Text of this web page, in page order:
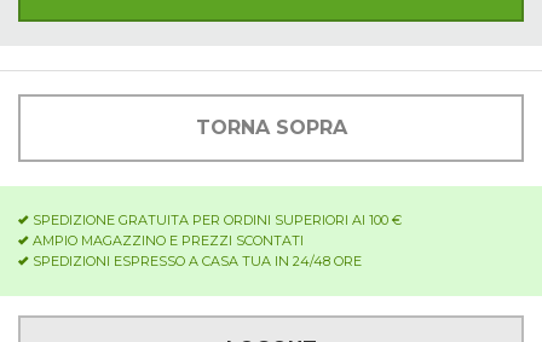
TORNA SOPRA
SPEDIZIONE GRATUITA PER ORDINI SUPERIORI AI 100 €
AMPIO MAGAZZINO E PREZZI SCONTATI
SPEDIZIONI ESPRESSO A CASA TUA IN 24/48 ORE